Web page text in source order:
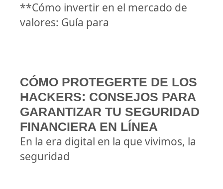
**Cómo invertir en el mercado de
valores: Guía para
CÓMO PROTEGERTE DE LOS
HACKERS: CONSEJOS PARA
GARANTIZAR TU SEGURIDAD
FINANCIERA EN LÍNEA
En la era digital en la que vivimos, la
seguridad